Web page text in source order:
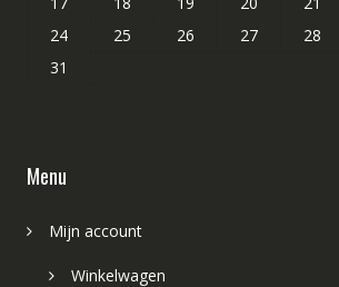
24
25 26 27 28
31
Menu
Mijn account
Winkelwagen